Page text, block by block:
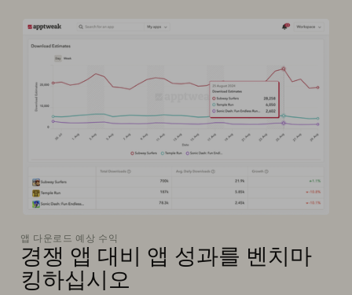
앱 다운로드 예상 수익
경쟁 앱 대비 앱 성과를 벤치마
킹하십시오